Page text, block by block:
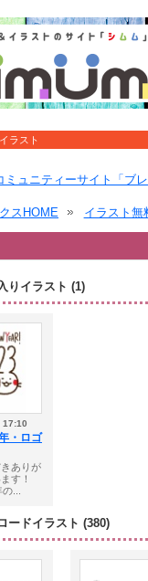
ラスト
ミュニティーサイト「ブ
スHOME イラスト無
りイラスト (1)
17:10
・ロゴ
ありが
す！
...
ードイラスト (380)